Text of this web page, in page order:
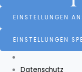
EINSTELLUNGEN
EINSTELLUNGEN
Datenschutz